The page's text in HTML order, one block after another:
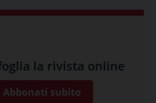
la rivista online
Abbonati subito